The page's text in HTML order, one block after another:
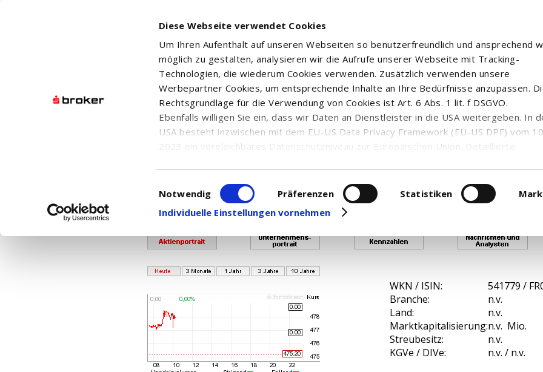
Diese Webseite verwendet Cookies
Um Ihren Aufenthalt auf unseren Webseiten so benutzerfreundlich und ansprechend
möglich zu gestalten, analysieren wir die Aufrufe unserer Webseite mit Tracking-
Technologien, die wiederum Cookies verwenden. Zusätzlich verwenden unsere
Werbepartner Cookies, um entsprechende Inhalte an Ihre Bedürfnisse anzupassen.
Rechtsgrundlage für die Verwendung von Cookies ist Art. 6 Abs. 1 lit. f DSGVO.
Ebenfalls willigen Sie ein, dass wir Daten an Dienstleister in die USA weitergeben. In
USA besteht inzwischen mit dem EU-US Data Privacy Framework (EU-US DPF) vom
2023 ein vergleichbares Datenschutzniveau zur Europäischen Union. Detaillierte
in den USA, finden Sie auf unserer Seite zumDatenschutz. Dort können Sie Ihre
Einwilligung auch jederzeit widerrufen oder anpassen.
Einwilligungsauswahl
Notwendig Präferenzen Statistiken
Individuelle Einstellungen vornehmen
Ihr Kontingent für den Abruf von Realtimekursen ist verbraucht, so dass Ihnen
Bei Fragen wenden Sie sich bitte an die Top Trader - Hotline unter 0800
AMUNDI DOW JONES INDUSTRIAL AVERAGE U...
WKN / ISIN:
541779 /
Branche:
n.v.
Land:
n.v.
Marktkapitalisierung:n.v. Mio.
Streubesitz:
n.v.
KGVe / DIVe:
n.v. / n.v.